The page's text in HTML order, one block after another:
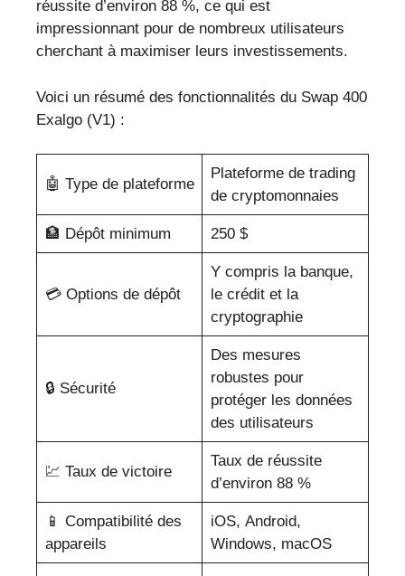
réussite d’environ 88 %, ce qui est
impressionnant pour de nombreux utilisateurs
cherchant à maximiser leurs investissements.
Voici un résumé des fonctionnalités du Swap 400
Exalgo (V1) :
🤖 Type de plateforme
Plateforme de trading
de cryptomonnaies
🏦 Dépôt minimum 250 $
💳 Options de dépôt
Y compris la banque,
le crédit et la
cryptographie
🔒 Sécurité
Des mesures
robustes pour
protéger les données
des utilisateurs
💹 Taux de victoire
Taux de réussite
d’environ 88 %
📱 Compatibilité des
appareils
iOS, Android,
Windows, macOS